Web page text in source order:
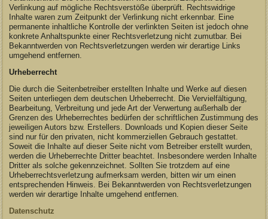
Verlinkung auf mögliche Rechtsverstöße überprüft. Rechtswidrige
Inhalte waren zum Zeitpunkt der Verlinkung nicht erkennbar. Eine
permanente inhaltliche Kontrolle der verlinkten Seiten ist jedoch ohne
konkrete Anhaltspunkte einer Rechtsverletzung nicht zumutbar. Bei
Bekanntwerden von Rechtsverletzungen werden wir derartige Links
umgehend entfernen.
Urheberrecht
Die durch die Seitenbetreiber erstellten Inhalte und Werke auf diesen
Seiten unterliegen dem deutschen Urheberrecht. Die Vervielfältigung,
Bearbeitung, Verbreitung und jede Art der Verwertung außerhalb der
Grenzen des Urheberrechtes bedürfen der schriftlichen Zustimmung des
jeweiligen Autors bzw. Erstellers. Downloads und Kopien dieser Seite
sind nur für den privaten, nicht kommerziellen Gebrauch gestattet.
Soweit die Inhalte auf dieser Seite nicht vom Betreiber erstellt wurden,
werden die Urheberrechte Dritter beachtet. Insbesondere werden Inhalte
Dritter als solche gekennzeichnet. Sollten Sie trotzdem auf eine
Urheberrechtsverletzung aufmerksam werden, bitten wir um einen
entsprechenden Hinweis. Bei Bekanntwerden von Rechtsverletzungen
werden wir derartige Inhalte umgehend entfernen.
Datenschutz